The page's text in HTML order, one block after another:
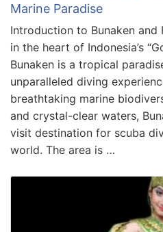
Marine Paradise
Introduction to Bunaken and
in the heart of Indonesia’s
Bunaken is a tropical
unparalleled diving
breathtaking marine
and crystal-clear waters,
visit destination for scuba
world. The area is …